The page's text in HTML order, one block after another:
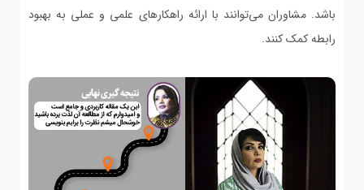
باشد. مشاوران می‌توانند با ارائه راهکارهای علمی و عملی به بهبود
رابطه کمک کنند.